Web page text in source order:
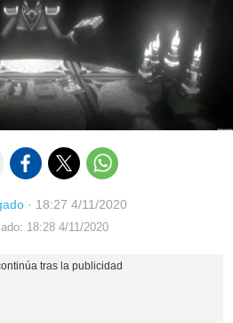
· 18:27 4/11/2020
18:28 4/11/2020